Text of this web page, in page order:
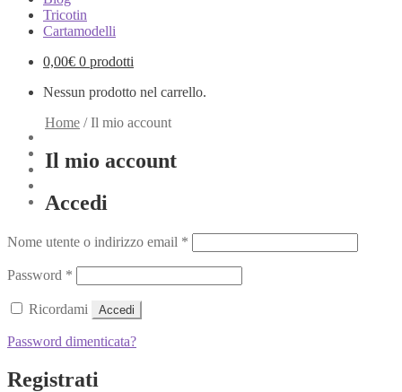
Tricotin
Cartamodelli
0,00€ 0 prodotti
Nessun prodotto nel carrello.
Home /Il mio account
Il mio account
Accedi
Nome utente o indirizzo email *
Password *
Ricordami Accedi
Password dimenticata?
Registrati